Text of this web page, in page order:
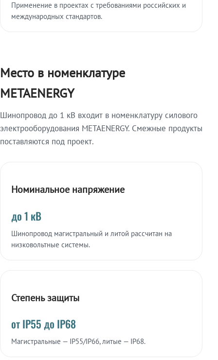
Применение в проектах с требованиями российских и
международных стандартов.
Место в номенклатуре
METAENERGY
Шинопровод до 1 кВ входит в номенклатуру силового
электрооборудования METAENERGY. Смежные продукты
поставляются под проект.
Номинальное напряжение
до 1 кВ
Шинопровод магистральный и литой рассчитан на
низковольтные системы.
Степень защиты
от IP55 до IP68
Магистральные — IP55/IP66, литые — IP68.